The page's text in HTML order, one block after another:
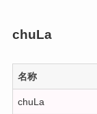
chuLa
名称
chuLa